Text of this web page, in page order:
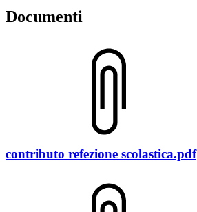
Documenti
contributo refezione scolastica.pdf